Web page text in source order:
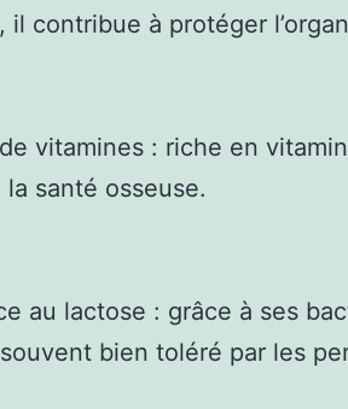
il contribue à protéger
vitamines : riche en
santé osseuse.
au lactose : grâce à ses
bien toléré par les